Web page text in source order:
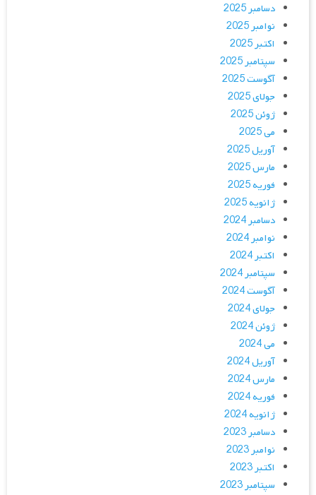
دسامبر 2025
نوامبر 2025
اکتبر 2025
سپتامبر 2025
آگوست 2025
جولای 2025
ژوئن 2025
می 2025
آوریل 2025
مارس 2025
فوریه 2025
ژانویه 2025
دسامبر 2024
نوامبر 2024
اکتبر 2024
سپتامبر 2024
آگوست 2024
جولای 2024
ژوئن 2024
می 2024
آوریل 2024
مارس 2024
فوریه 2024
ژانویه 2024
دسامبر 2023
نوامبر 2023
اکتبر 2023
سپتامبر 2023